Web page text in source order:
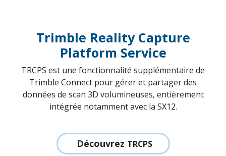
Trimble TerraOffice